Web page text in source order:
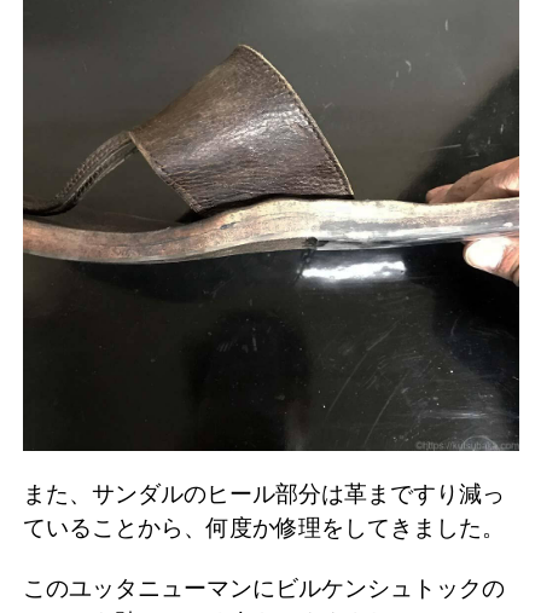
また、サンダルのヒール部分は革まですり減っ
ていることから、何度か修理をしてきました。
このユッタニューマンにビルケンシュトックの